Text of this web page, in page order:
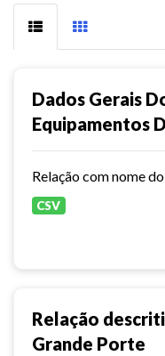
Dados Gerais
Equipamentos
CSV
Relação
Grande Porte